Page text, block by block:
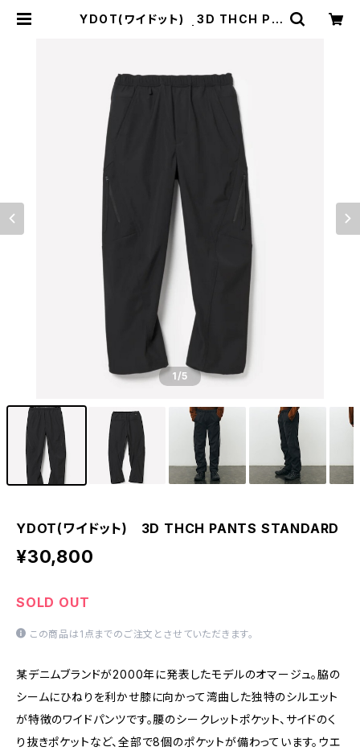
YDOT(ワイドット) 3D THCH PA
1/5
YDOT(ワイドット) 3D THCH PANTS STANDARD
¥30,800
SOLD OUT
この商品は1点までのご注文とさせていただきます。
某デニムブランドが2000年に発表したモデルのオマージュ。脇の
シームにひねりを利かせ膝に向かって湾曲した独特のシルエット
が特徴のワイドパンツです。腰のシークレットポケット、サイドのく
り抜きポケットなど、全部で8個のポケットが備わっています。ウエ